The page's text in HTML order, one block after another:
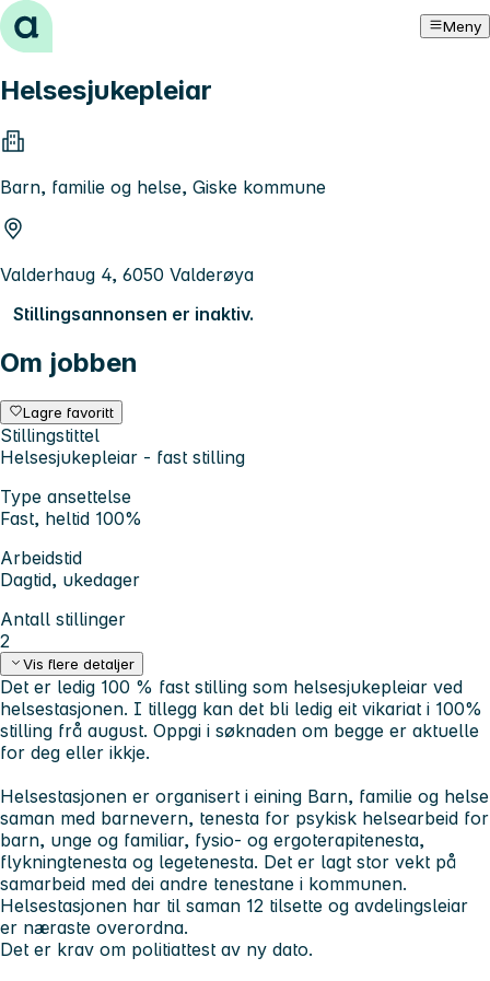
Hopp til innhold Meny
Helsesjukepleiar
Barn, familie og helse, Giske kommune
Valderhaug 4, 6050 Valderøya
Stillingsannonsen er inaktiv.
Om jobben
Lagre favoritt
Stillingstittel
Helsesjukepleiar - fast stilling
Type ansettelse
Fast, heltid 100%
Arbeidstid
Dagtid, ukedager
Antall stillinger
2
Vis flere detaljer
Det er ledig 100 % fast stilling som helsesjukepleiar ved
helsestasjonen. I tillegg kan det bli ledig eit vikariat i 100%
stilling frå august. Oppgi i søknaden om begge er aktuelle
for deg eller ikkje.
Helsestasjonen er organisert i eining Barn, familie og helse
saman med barnevern, tenesta for psykisk helsearbeid for
barn, unge og familiar, fysio- og ergoterapitenesta,
flykningtenesta og legetenesta. Det er lagt stor vekt på
samarbeid med dei andre tenestane i kommunen.
Helsestasjonen har til saman 12 tilsette og avdelingsleiar
er næraste overordna.
Det er krav om politiattest av ny dato.